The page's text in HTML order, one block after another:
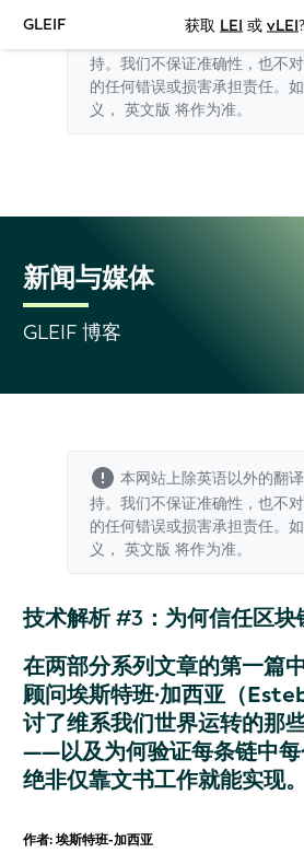
GLEIF 获取 LEI 或 vLEI?
本网站上除英语以外的翻
持。我们不保证准确性，也不
的任何错误或损害承担责任。
义， 英文版 将作为准。
新闻与媒体
GLEIF 博客
本网站上除英语以外的翻
持。我们不保证准确性，也不
的任何错误或损害承担责任。
义， 英文版 将作为准。
技术解析 #3：为何信任区块
在两部分系列文章的第一篇
顾问埃斯特班·加西亚（
讨了维系我们世界运转的那
——以及为何验证每条链中每
绝非仅靠文书工作就能实现。
作者: 埃斯特班-加西亚